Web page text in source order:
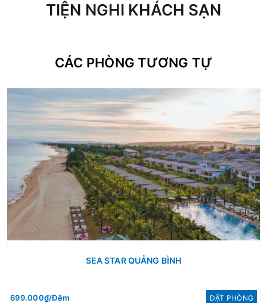
TIỆN NGHI KHÁCH SẠN
CÁC PHÒNG TƯƠNG TỰ
SEA STAR QUẢNG BÌNH
699.000₫/Đêm ÐẶT PHÒNG